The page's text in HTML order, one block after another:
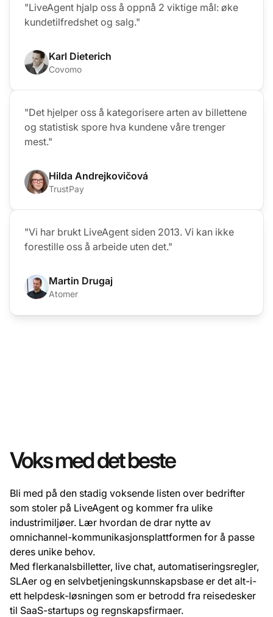
"LiveAgent hjalp oss å oppnå 2 viktige mål: øke
kundetilfredshet og salg."
Karl Dieterich
Covomo
"Det hjelper oss å kategorisere arten av billettene
og statistisk spore hva kundene våre trenger
mest."
Hilda Andrejkovičová
TrustPay
"Vi har brukt LiveAgent siden 2013. Vi kan ikke
forestille oss å arbeide uten det."
Martin Drugaj
Atomer
Voks med det beste
Bli med på den stadig voksende listen over bedrifter
som stoler på LiveAgent og kommer fra ulike
industrimiljøer. Lær hvordan de drar nytte av
omnichannel-kommunikasjonsplattformen for å passe
deres unike behov.
Med flerkanalsbilletter, live chat, automatiseringsregler,
SLAer og en selvbetjeningskunnskapsbase er det alt-i-
ett helpdesk-løsningen som er betrodd fra reisedesker
til SaaS-startups og regnskapsfirmaer.